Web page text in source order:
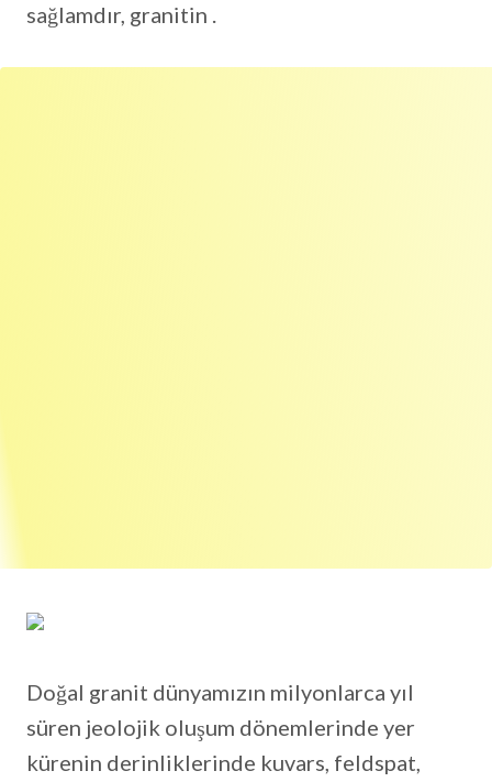
sağlamdır, granitin .
Doğal granit dünyamızın milyonlarca yıl
süren jeolojik oluşum dönemlerinde yer
kürenin derinliklerinde kuvars, feldspat,